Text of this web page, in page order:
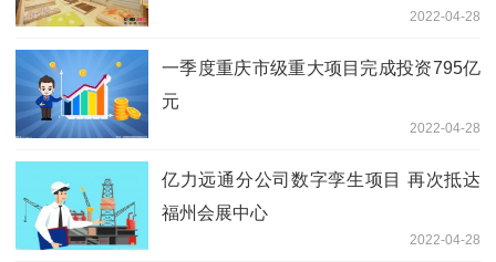
2022-04-28
一季度重庆市级重大项目完成投资795亿
元
2022-04-28
亿力远通分公司数字孪生项目 再次抵达
福州会展中心
2022-04-28